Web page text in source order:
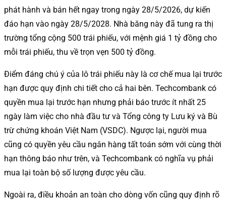
phát hành và bán hết ngay trong ngày 28/5/2026, dự kiến
đáo hạn vào ngày 28/5/2028. Nhà băng này đã tung ra thị
trường tổng cộng 500 trái phiếu, với mệnh giá 1 tỷ đồng cho
mỗi trái phiếu, thu về trọn vẹn 500 tỷ đồng.
Điểm đáng chú ý của lô trái phiếu này là cơ chế mua lại trước
hạn được quy định chi tiết cho cả hai bên. Techcombank có
quyền mua lại trước hạn nhưng phải báo trước ít nhất 25
ngày làm việc cho nhà đầu tư và Tổng công ty Lưu ký và Bù
trừ chứng khoán Việt Nam (VSDC). Ngược lại, người mua
cũng có quyền yêu cầu ngân hàng tất toán sớm với cùng thời
hạn thông báo như trên, và Techcombank có nghĩa vụ phải
mua lại toàn bộ số lượng được yêu cầu.
Ngoài ra, điều khoản an toàn cho dòng vốn cũng quy định rõ